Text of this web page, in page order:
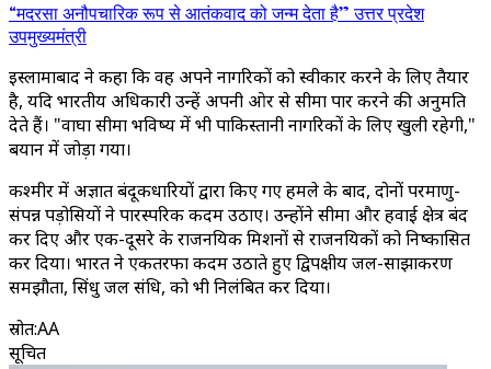
“मदरसा अनौपचारिक रूप से आतंकवाद को जन्म देता है” उत्तर प्रदेश
उपमुख्यमंत्री
इस्लामाबाद ने कहा कि वह अपने नागरिकों को स्वीकार करने के लिए तैयार
है, यदि भारतीय अधिकारी उन्हें अपनी ओर से सीमा पार करने की अनुमति
देते हैं। "वाघा सीमा भविष्य में भी पाकिस्तानी नागरिकों के लिए खुली रहेगी,"
बयान में जोड़ा गया।
कश्मीर में अज्ञात बंदूकधारियों द्वारा किए गए हमले के बाद, दोनों परमाणु-
संपन्न पड़ोसियों ने पारस्परिक कदम उठाए। उन्होंने सीमा और हवाई क्षेत्र बंद
कर दिए और एक-दूसरे के राजनयिक मिशनों से राजनयिकों को निष्कासित
कर दिया। भारत ने एकतरफा कदम उठाते हुए द्विपक्षीय जल-साझाकरण
समझौता, सिंधु जल संधि, को भी निलंबित कर दिया।
स्रोत:AA
सूचित